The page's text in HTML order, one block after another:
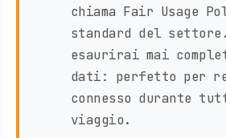
chiama Fair Usage
standard del
esaurirai mai
dati: perfetto per
connesso durante
viaggio.